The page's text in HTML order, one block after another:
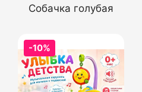
Собачка голубая
-10%